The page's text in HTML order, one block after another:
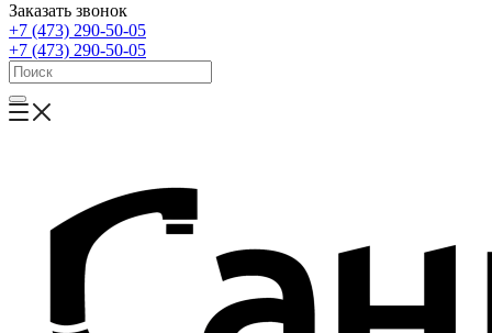
Заказать звонок
+7 (473) 290-50-05
+7 (473) 290-50-05